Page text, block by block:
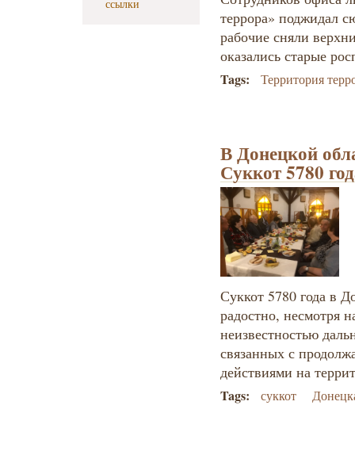
ссылки
террора» поджидал
рабочие сняли
оказались старые
Tags: Территория
В Донецкой
Суккот 5780
Суккот 5780 года в
радостно, несмотря
неизвестностью
связанных с
действиями на
Tags: суккот